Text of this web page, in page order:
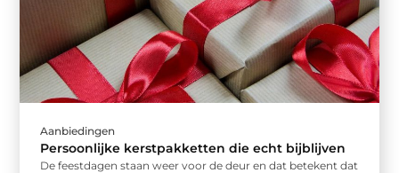
Aanbiedingen
Persoonlijke kerstpakketten die echt bijblijven
De feestdagen staan weer voor de deur en dat betekent dat